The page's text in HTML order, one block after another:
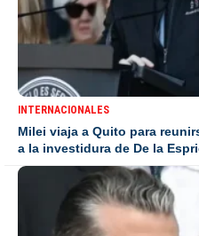
INTERNACIONALES
Milei viaja a Quito para
a la investidura de De la